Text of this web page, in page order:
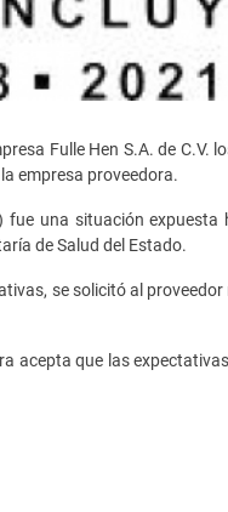
Fulle Hen S.A. de C.V.
empresa proveedora.
una situación
de Salud del Estado.
se solicitó al
acepta que las